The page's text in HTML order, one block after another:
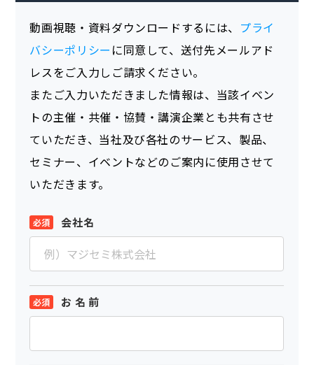
動画視聴・資料ダウンロードするには、 プライ
バシーポリシー に同意して、送付先メールアド
レスをご入力しご請求ください。
またご入力いただきました情報は、当該イベン
トの主催・共催・協賛・講演企業とも共有させ
ていただき、当社及び各社のサービス、製品、
セミナー、イベントなどのご案内に使用させて
いただきます。
会社名
お 名 前